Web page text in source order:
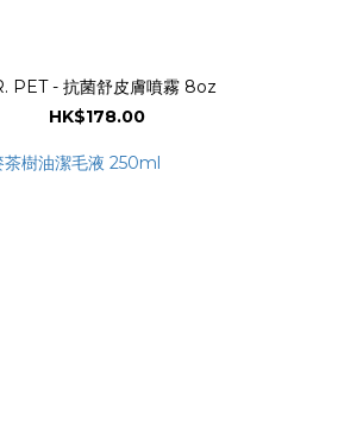
PET - 抗菌舒皮膚噴霧 8oz
HK$178.00